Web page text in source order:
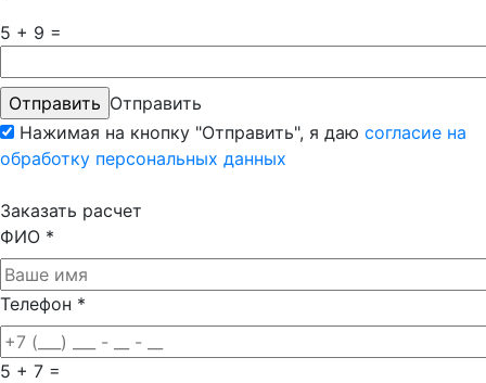
5 + 9 =
Отправить
Нажимая на кнопку "Отправить", я даю согласие на
обработку персональных данных
Заказать расчет
ФИО *
Телефон *
5 + 7 =